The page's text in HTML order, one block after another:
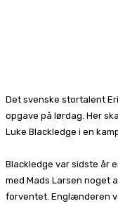
Det svenske stortalent
opgave på lørdag. Her
Luke Blackledge i en
Blackledge var sidste år
med Mads Larsen noget
forventet. Englænderen